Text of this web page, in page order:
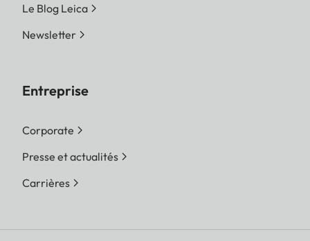
Le Blog Leica
Newsletter
Entreprise
Corporate
Presse et actualités
Carrières